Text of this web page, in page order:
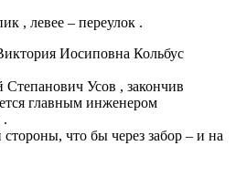
, левее – переулок .
Иосиповна Кольбус
Усов , закончив
главным инженером
.
что бы через забор – и на